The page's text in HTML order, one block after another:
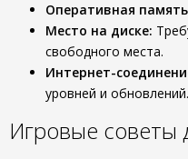
Оперативная
Место на диске:
свободного места.
Интернет-
уровней и обновлений.
Игровые советы